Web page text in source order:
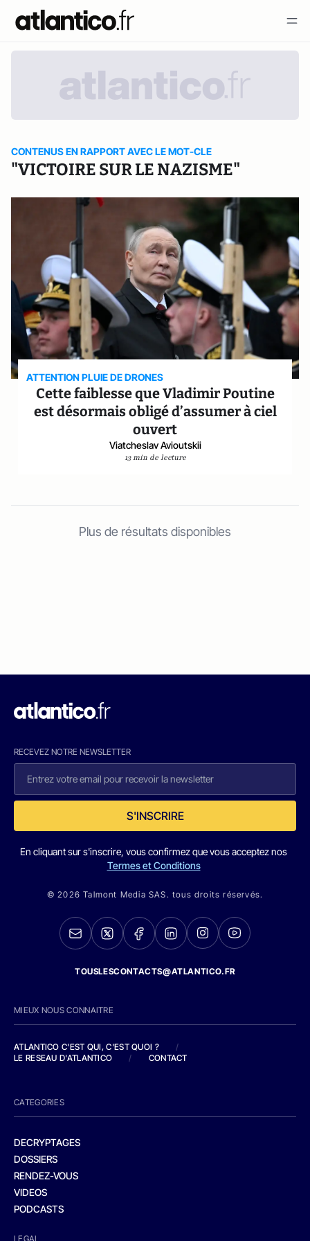
CONTENUS EN RAPPORT AVEC LE MOT-CLE
"VICTOIRE SUR LE NAZISME"
ATTENTION PLUIE DE DRONES
Cette faiblesse que Vladimir Poutine
est désormais obligé d’assumer à ciel
ouvert
Viatcheslav Avioutskii
13 min de lecture
Plus de résultats disponibles
RECEVEZ NOTRE NEWSLETTER
S'INSCRIRE
En cliquant sur s'inscrire, vous confirmez que vous acceptez nos
Termes et Conditions
© 2026 Talmont Media SAS. tous droits réservés.
TOUSLESCONTACTS@ATLANTICO.FR
MIEUX NOUS CONNAITRE
ATLANTICO C'EST QUI, C'EST QUOI ?
/
LE RESEAU D'ATLANTICO
/ CONTACT
CATEGORIES
DECRYPTAGES
DOSSIERS
RENDEZ-VOUS
VIDEOS
PODCASTS
LEGAL